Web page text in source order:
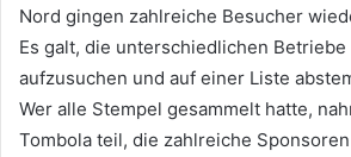
Nord gingen zahlreiche Besucher
Es galt, die unterschiedlichen
aufzusuchen und auf einer Liste
Wer alle Stempel gesammelt hatte,
Tombola teil, die zahlreiche